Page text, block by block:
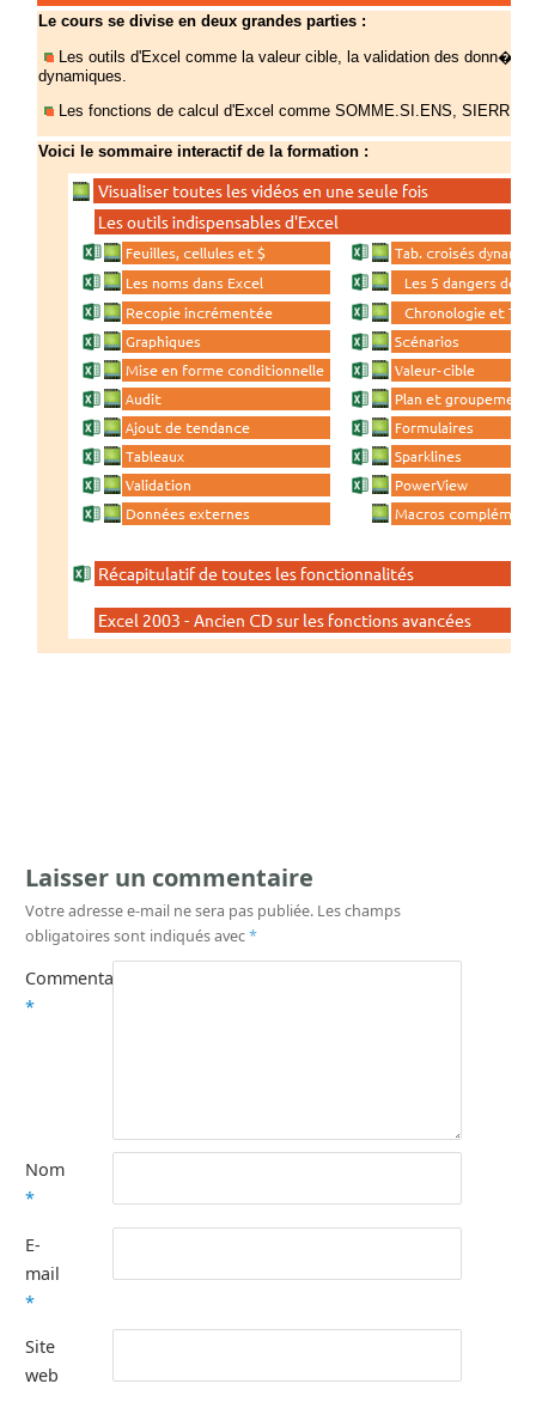
Laisser un commentaire
Votre adresse e-mail ne sera pas publiée. Les champs
obligatoires sont indiqués avec*
Commentaire
*
Nom
*
E-
mail
*
Site
web